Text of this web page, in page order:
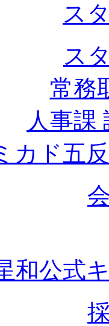
ス
ス
常務
人事課
カド五
和公式